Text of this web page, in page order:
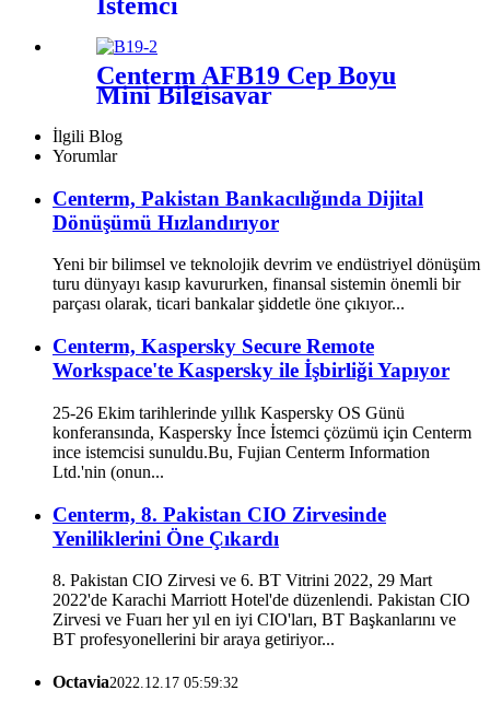
Centerm AFB19 Cep Boyu
Mini Bilgisayar
İlgili Blog
Yorumlar
Centerm, Pakistan Bankacılığında Dijital
Dönüşümü Hızlandırıyor
Yeni bir bilimsel ve teknolojik devrim ve endüstriyel dönüşüm
turu dünyayı kasıp kavururken, finansal sistemin önemli bir
parçası olarak, ticari bankalar şiddetle öne çıkıyor...
Centerm, Kaspersky Secure Remote
Workspace'te Kaspersky ile İşbirliği Yapıyor
25-26 Ekim tarihlerinde yıllık Kaspersky OS Günü
konferansında, Kaspersky İnce İstemci çözümü için Centerm
ince istemcisi sunuldu.Bu, Fujian Centerm Information
Ltd.'nin (onun...
Centerm, 8. Pakistan CIO Zirvesinde
Yeniliklerini Öne Çıkardı
8. Pakistan CIO Zirvesi ve 6. BT Vitrini 2022, 29 Mart
2022'de Karachi Marriott Hotel'de düzenlendi. Pakistan CIO
Zirvesi ve Fuarı her yıl en iyi CIO'ları, BT Başkanlarını ve
BT profesyonellerini bir araya getiriyor...
Octavia2022.12.17 05:59:32